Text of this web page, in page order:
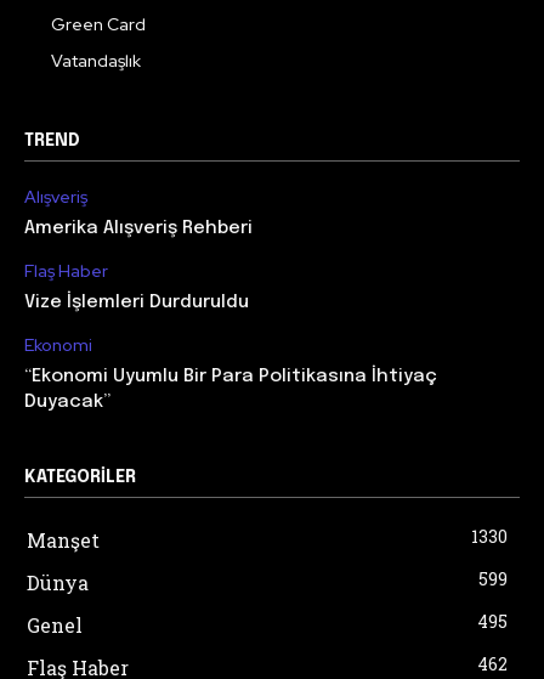
Green Card
Vatandaşlık
TREND
Alışveriş
Amerika Alışveriş Rehberi
Flaş Haber
Vize İşlemleri Durduruldu
Ekonomi
“Ekonomi Uyumlu Bir Para Politikasına İhtiyaç
Duyacak”
KATEGORILER
Manşet 1330
Dünya 599
Genel 495
Flaş Haber 462